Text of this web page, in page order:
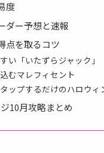
度
ダー予想と速報
点を取るコツ
い「いたずらジャック」
むマレフィセント
ップするだけのハロウィ
10月攻略まとめ